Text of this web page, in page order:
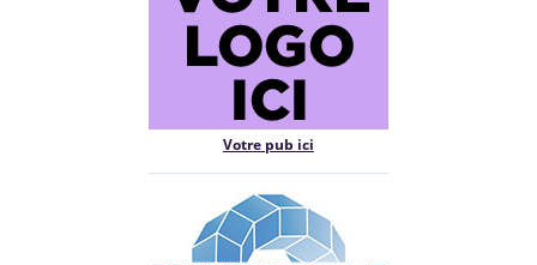
Votre pub ici